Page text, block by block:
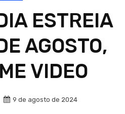
ESTREIA
AGOSTO,
VIDEO
9 de agosto de 2024